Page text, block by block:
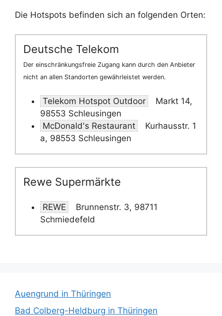
Die Hotspots befinden sich an folgenden Orten:
Deutsche Telekom
Der einschränkungsfreie Zugang kann durch den Anbieter
nicht an allen Standorten gewährleistet werden.
Telekom Hotspot Outdoor
Markt 14,
98553 Schleusingen
McDonald's Restaurant
Kurhausstr. 1
a, 98553 Schleusingen
Rewe Supermärkte
REWE
Brunnenstr. 3, 98711
Schmiedefeld
Auengrund in Thüringen
Bad Colberg-Heldburg in Thüringen